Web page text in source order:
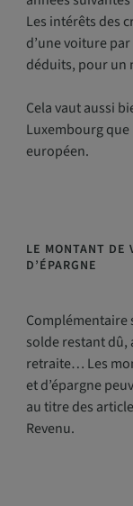
Les intérêts des
d’une voiture
déduits, pour un
Cela vaut aussi
Luxembourg
européen.
LE MONTANT DE
D’ÉPARGNE
Complémentaire
solde restant dû,
retraite… Les
et d’épargne
au titre des
Revenu.